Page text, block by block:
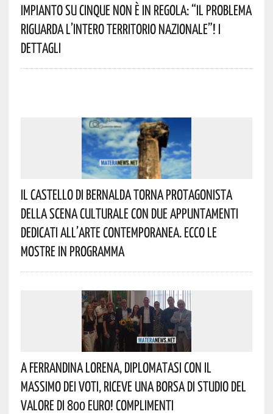
Impianto Su Cinque Non È In Regola: “il Problema
Riguarda L’intero Territorio Nazionale”! I
Dettagli
Il Castello Di Bernalda Torna Protagonista
Della Scena Culturale Con Due Appuntamenti
Dedicati All’arte Contemporanea. Ecco Le
Mostre In Programma
A Ferrandina Lorena, Diplomatasi Con Il
Massimo Dei Voti, Riceve Una Borsa Di Studio Del
Valore Di 800 Euro! Complimenti